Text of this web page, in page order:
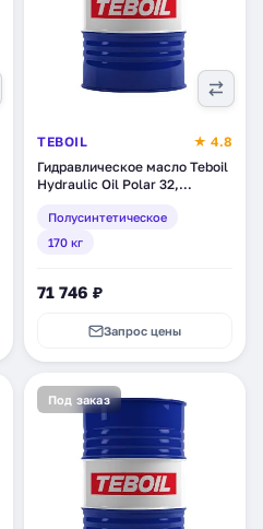
TEBOIL
★ 4.8
Гидравлическое масло Teboil
Hydraulic Oil Polar 32,
(tb-137)
Полусинтетическое
170 кг
71 746 ₽
Запрос цены
Под заказ